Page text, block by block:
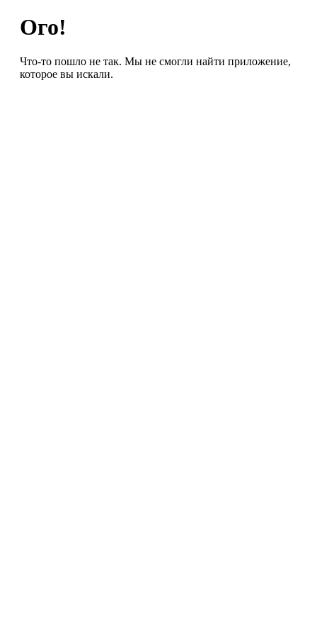
Ого!
Что-то пошло не так. Мы не смогли найти приложение,
которое вы искали.